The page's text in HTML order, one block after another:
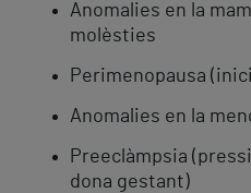
Anomalies en la
molèsties
Perimenopausa
Anomalies en la
Preeclàmpsia
dona gestant)